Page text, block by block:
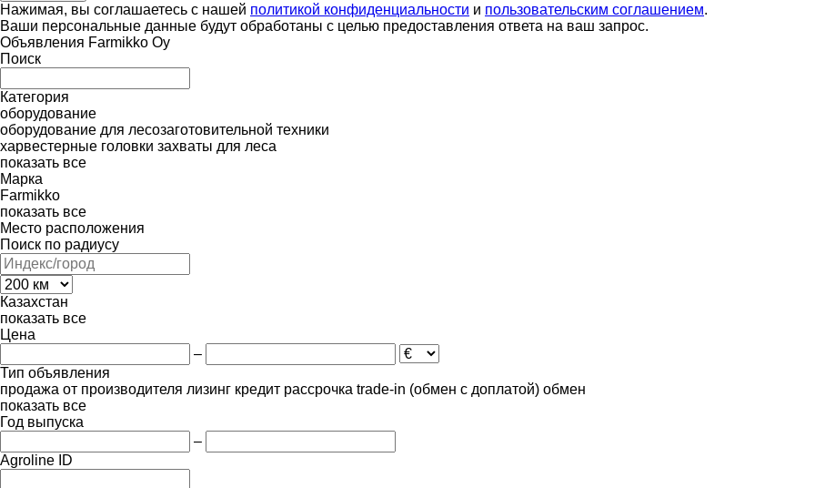
Нажимая, вы соглашаетесь с нашей политикой конфиденциальности и пользовательским соглашением.
Ваши персональные данные будут обработаны с целью предоставления ответа на ваш запрос.
Объявления Farmikko Oy
Поиск
Категория
оборудование
оборудование для лесозаготовительной техники
харвестерные головки захваты для леса
показать все
Марка
Farmikko
показать все
Место расположения
Поиск по радиусу
Казахстан
показать все
Цена
–
Тип объявления
продажа от производителя лизинг кредит рассрочка trade-in (обмен с доплатой) обмен
показать все
Год выпуска
–
Agroline ID